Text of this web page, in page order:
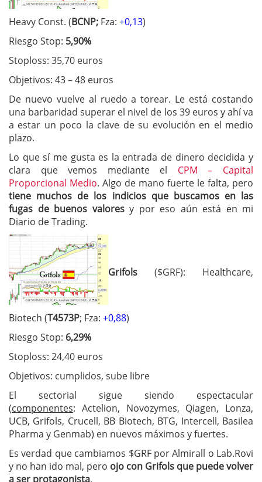
Heavy Const. (BCNP; Fza: +0,13)
Riesgo Stop: 5,90%
Stoploss: 35,70 euros
Objetivos: 43 – 48 euros
De nuevo vuelve al ruedo a torear. Le está costando
una barbaridad superar el nivel de los 39 euros y ahí va
a estar un poco la clave de su evolución en el medio
plazo.
Lo que sí me gusta es la entrada de dinero decidida y
clara que vemos mediante el CPM – Capital
Proporcional Medio. Algo de mano fuerte le falta, pero
tiene muchos de los indicios que buscamos en las
fugas de buenos valoresy por eso aún está en mi
Diario de Trading.
Grifols ($GRF): Healthcare,
Biotech (T4573P; Fza: +0,88)
Riesgo Stop: 6,29%
Stoploss: 24,40 euros
Objetivos: cumplidos, sube libre
El sectorial sigue siendo espectacular
(componentes: Actelion, Novozymes, Qiagen, Lonza,
UCB, Grifols, Crucell, BB Biotech, BTG, Intercell, Basilea
Pharma y Genmab) en nuevos máximos y fuertes.
Es verdad que cambiamos $GRF por Almirall o Lab.Rovi
y no han ido mal, pero ojo con Grifols que puede volver
a ser protagonista.